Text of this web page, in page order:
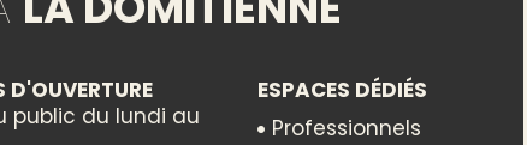
D'OUVERTURE
public du lundi au
ESPACES DÉDIÉS
Professionnels